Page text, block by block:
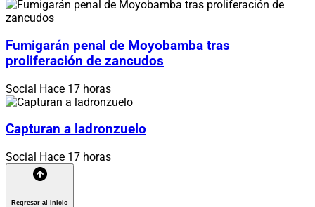
Fumigarán penal de Moyobamba tras
proliferación de zancudos
Social Hace 17 horas
Capturan a ladronzuelo
Social Hace 17 horas
Regresar al inicio